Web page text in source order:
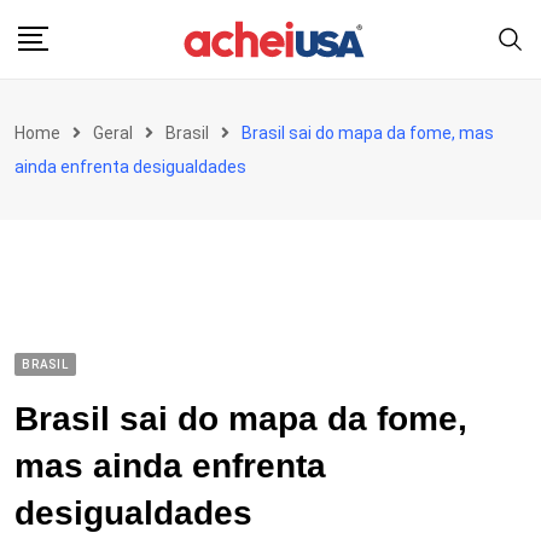
Home Geral Brasil
Brasil sai do mapa da fome, mas
ainda enfrenta desigualdades
BRASIL
Brasil sai do mapa da fome,
mas ainda enfrenta
desigualdades